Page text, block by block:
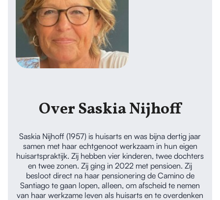
Over Saskia Nijhoff
Saskia Nijhoff (1957) is huisarts en was bijna dertig jaar
samen met haar echtgenoot werkzaam in hun eigen
huisartspraktijk. Zij hebben vier kinderen, twee dochters
en twee zonen. Zij ging in 2022 met pensioen. Zij
besloot direct na haar pensionering de Camino de
Santiago te gaan lopen, alleen, om afscheid te nemen
van haar werkzame leven als huisarts en te overdenken